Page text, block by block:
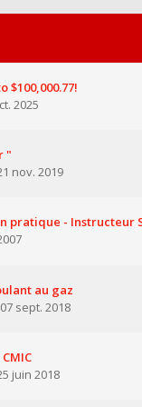
$100,000.77!
2025
"
nov. 2019
pratique - Instructeur
au gaz
sept. 2018
juin 2018